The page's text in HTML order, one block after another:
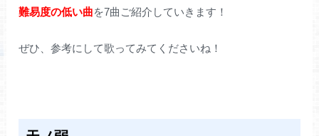
難易度の低い曲を7曲ご紹介していきます！
ぜひ、参考にして歌ってみてくださいね！